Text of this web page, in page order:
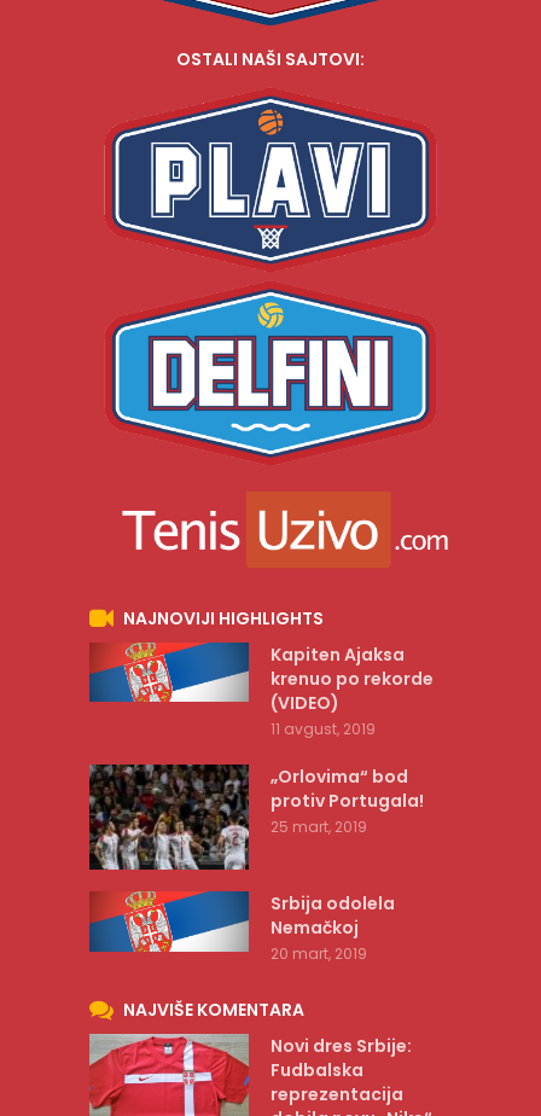
OSTALI NAŠI SAJTOVI:
NAJNOVIJI HIGHLIGHTS
Kapiten Ajaksa
krenuo po rekorde
(VIDEO)
11 avgust, 2019
„Orlovima“ bod
protiv Portugala!
25 mart, 2019
Srbija odolela
Nemačkoj
20 mart, 2019
NAJVIŠE KOMENTARA
Novi dres Srbije:
Fudbalska
reprezentacija